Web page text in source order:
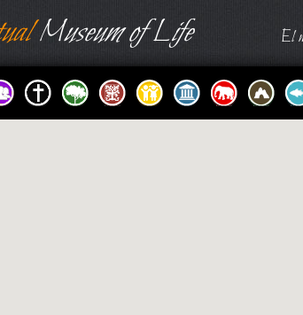
Museum of Life El